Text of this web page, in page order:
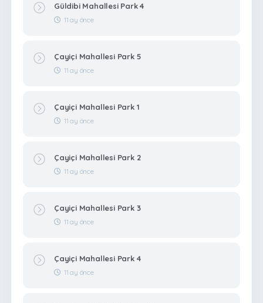
Güldibi Mahallesi Park 4
11 ay önce
Çayiçi Mahallesi Park 5
11 ay önce
Çayiçi Mahallesi Park 1
11 ay önce
Çayiçi Mahallesi Park 2
11 ay önce
Çayiçi Mahallesi Park 3
11 ay önce
Çayiçi Mahallesi Park 4
11 ay önce